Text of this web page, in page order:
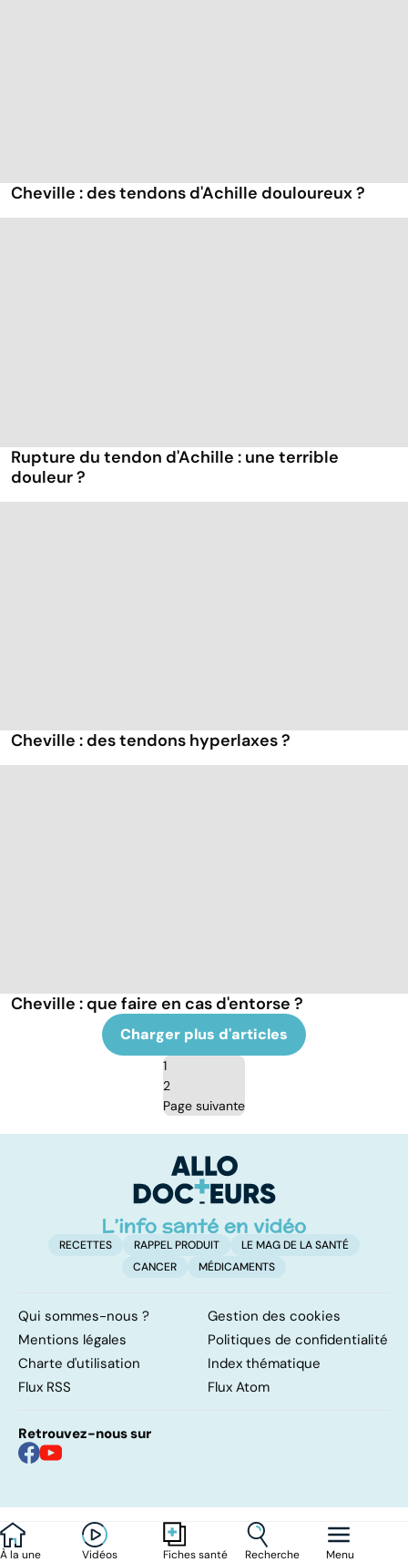
À la une Vidéos Fiches santé Recherche Menu
Cheville : des tendons d'Achille douloureux ?
Rupture du tendon d'Achille : une terrible
douleur ?
Cheville : des tendons hyperlaxes ?
Cheville : que faire en cas d'entorse ?
Charger plus d'articles
1
2
Page suivante
RECETTES RAPPEL PRODUIT
LE MAG DE LA SANTÉ
CANCER
MÉDICAMENTS
Qui sommes-nous ?
Gestion des cookies
Mentions légales
Politiques de confidentialité
Charte d'utilisation
Index thématique
Flux RSS
Flux Atom
Retrouvez-nous sur